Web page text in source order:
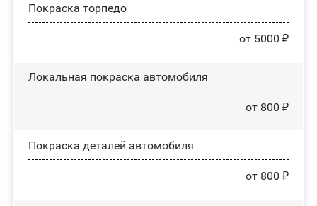
Покраска торпедо
от 5000 ₽
Локальная покраска автомобиля
от 800 ₽
Покраска деталей автомобиля
от 800 ₽